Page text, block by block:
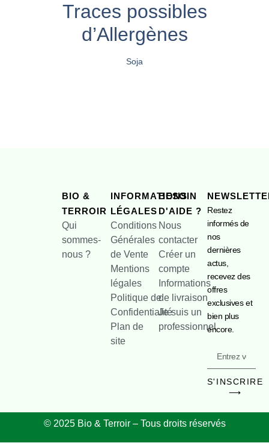
Traces possibles
d’Allergènes
Soja
BIO &
TERROIR
Qui
sommes-
nous ?
INFORMATIONS
LÉGALES
Conditions
Générales
de Vente
Mentions
légales
Politique de
Confidentialité
Plan de
site
BESOIN
D'AIDE ?
Nous
contacter
Créer un
compte
Informations
de livraison
Je suis un
professionnel
Restez
informés de
nos
dernières
actus,
recevez des
offres
exclusives et
bien plus
encore.
S'INSCRIRE
⟶
© 2025 Bio & Terroir – Tous droits réservés